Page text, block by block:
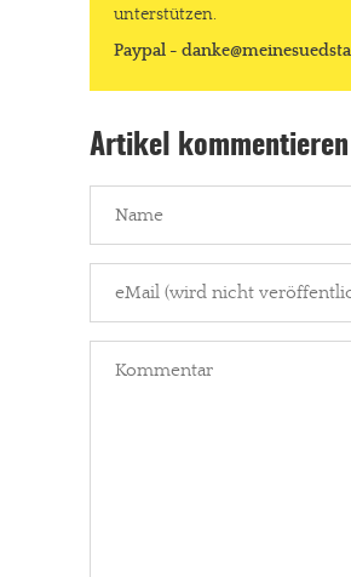
unterstützen.
Paypal -
Artikel kommentieren